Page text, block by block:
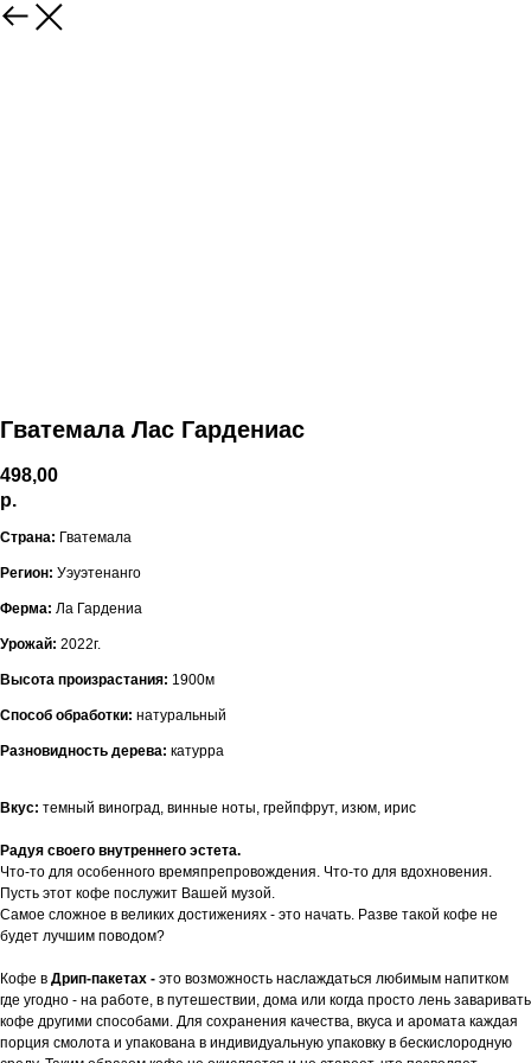
Гватемала Лас Гардениас
498,00
р.
Страна: Гватемала
Регион: Уэуэтенанго
Ферма: Ла Гардениа
Урожай: 2022г.
Высота произрастания: 1900м
Способ обработки: натуральный
Разновидность дерева: катурра
Вкус: темный виноград, винные ноты, грейпфрут, изюм, ирис
Радуя своего внутреннего эстета.
Что-то для особенного времяпрепровождения. Что-то для вдохновения.
Пусть этот кофе послужит Вашей музой.
Самое сложное в великих достижениях - это начать. Разве такой кофе не
будет лучшим поводом?
Кофе в Дрип-пакетах - это возможность наслаждаться любимым напитком
где угодно - на работе, в путешествии, дома или когда просто лень заваривать
кофе другими способами. Для сохранения качества, вкуса и аромата каждая
порция смолота и упакована в индивидуальную упаковку в бескислородную